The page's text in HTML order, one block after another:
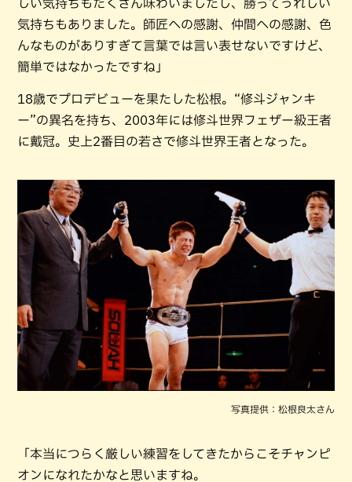
しい気持ちもたくさん味わいましたし、勝ってうれしい
気持ちもありました。師匠への感謝、仲間への感謝、色
んなものがありすぎて言葉では言い表せないですけど、
簡単ではなかったですね」
18歳でプロデビューを果たした松根。“修斗ジャンキ
ー”の異名を持ち、2003年には修斗世界フェザー級王者
に戴冠。史上2番目の若さで修斗世界王者となった。
写真提供：松根良太さん
「本当につらく厳しい練習をしてきたからこそチャンピ
オンになれたかなと思いますね。